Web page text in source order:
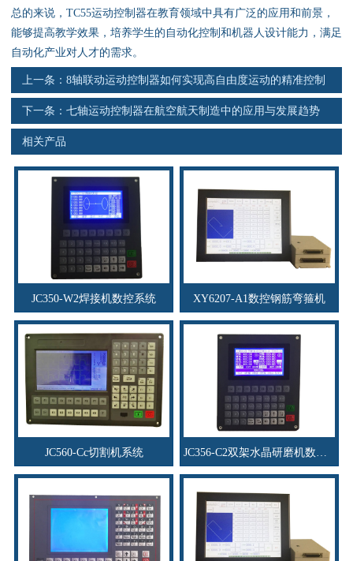
联系电话
总的来说，TC55运动控制器在教育领域中具有广泛的应用和前景，
能够提高教学效果，培养学生的自动化控制和机器人设计能力，满足
自动化产业对人才的需求。
上一条： 8轴联动运动控制器如何实现高自由度运动的精准控制
下一条： 七轴运动控制器在航空航天制造中的应用与发展趋势
相关产品
JC350-W2焊接机数控系统 XY6207-A1数控钢筋弯箍机
JC560-Cc切割机系统 JC356-C2双架水晶研磨机数控系统